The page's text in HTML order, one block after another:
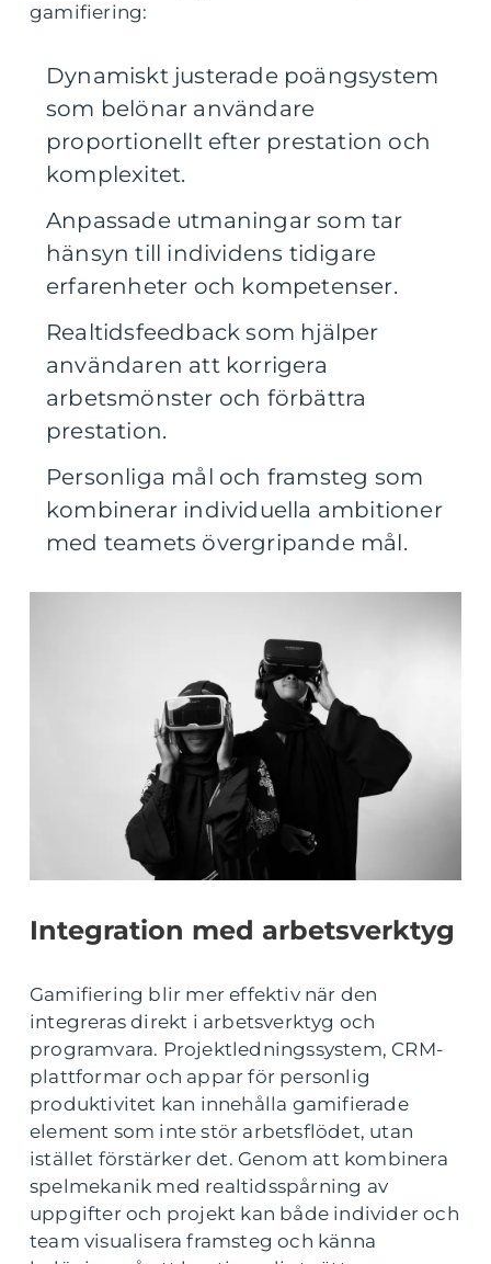
gamifiering:
Dynamiskt justerade poängsystem
som belönar användare
proportionellt efter prestation och
komplexitet.
Anpassade utmaningar som tar
hänsyn till individens tidigare
erfarenheter och kompetenser.
Realtidsfeedback som hjälper
användaren att korrigera
arbetsmönster och förbättra
prestation.
Personliga mål och framsteg som
kombinerar individuella ambitioner
med teamets övergripande mål.
Integration med arbetsverktyg
Gamifiering blir mer effektiv när den
integreras direkt i arbetsverktyg och
programvara. Projektledningssystem, CRM-
plattformar och appar för personlig
produktivitet kan innehålla gamifierade
element som inte stör arbetsflödet, utan
istället förstärker det. Genom att kombinera
spelmekanik med realtidsspårning av
uppgifter och projekt kan både individer och
team visualisera framsteg och känna